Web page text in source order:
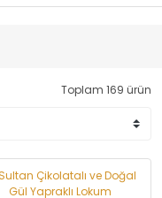
Toplam 169 ürün